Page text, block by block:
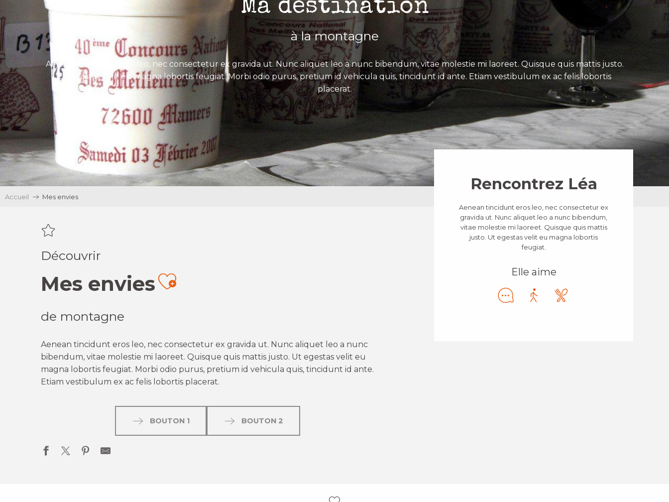
Ma destination
à la montagne
Aenean tincidunt eros leo, nec consectetur ex gravida ut. Nunc aliquet leo a nunc bibendum, vitae molestie mi laoreet. Quisque quis mattis justo.
Ut egestas velit eu magna lobortis feugiat. Morbi odio purus, pretium id vehicula quis, tincidunt id ante. Etiam vestibulum ex ac felis lobortis
placerat.
Accueil Mes envies
Découvrir
Mes enviesAjouter aux favoris
de montagne
Aenean tincidunt eros leo, nec consectetur ex gravida ut. Nunc aliquet leo a nunc
bibendum, vitae molestie mi laoreet. Quisque quis mattis justo. Ut egestas velit eu
magna lobortis feugiat. Morbi odio purus, pretium id vehicula quis, tincidunt id ante.
Etiam vestibulum ex ac felis lobortis placerat.
BOUTON 1 BOUTON 2
Rencontrez Léa
Aenean tincidunt eros leo, nec consectetur ex
gravida ut. Nunc aliquet leo a nunc bibendum,
vitae molestie mi laoreet. Quisque quis mattis
justo. Ut egestas velit eu magna lobortis
feugiat.
Elle aime